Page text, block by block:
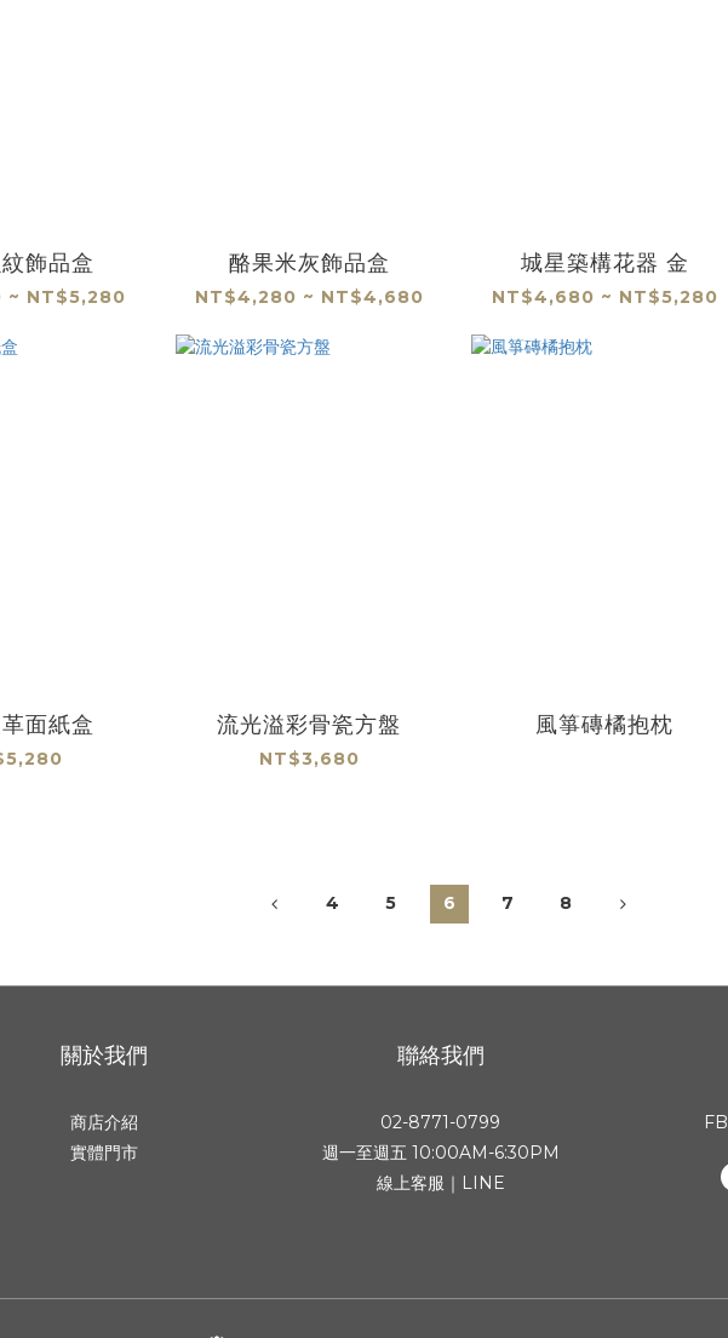
飾品盒
~ NT$5,280
酪果米灰飾品盒
NT$4,280 ~ NT$4,680
城星築構花器 金
NT$4,680 ~ NT$5,280
面紙盒 流光溢彩骨瓷方盤
NT$3,680
風箏磚橘抱枕
4 5 6 7 8
關於我們
商店介紹
實體門市
聯絡我們
02-8771-0799
週一至週五 10:00AM-6:30PM
線上客服｜LINE
FB